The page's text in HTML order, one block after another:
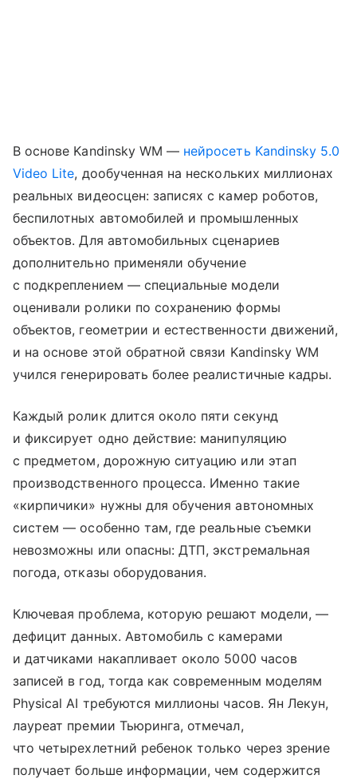
В основе Kandinsky WM — нейросеть Kandinsky 5.0
Video Lite, дообученная на нескольких миллионах
реальных видеосцен: записях с камер роботов,
беспилотных автомобилей и промышленных
объектов. Для автомобильных сценариев
дополнительно применяли обучение
с подкреплением — специальные модели
оценивали ролики по сохранению формы
объектов, геометрии и естественности движений,
и на основе этой обратной связи Kandinsky WM
учился генерировать более реалистичные кадры.
Каждый ролик длится около пяти секунд
и фиксирует одно действие: манипуляцию
с предметом, дорожную ситуацию или этап
производственного процесса. Именно такие
«кирпичики» нужны для обучения автономных
систем — особенно там, где реальные съемки
невозможны или опасны: ДТП, экстремальная
погода, отказы оборудования.
Ключевая проблема, которую решают модели, —
дефицит данных. Автомобиль с камерами
и датчиками накапливает около 5000 часов
записей в год, тогда как современным моделям
Physical AI требуются миллионы часов. Ян Лекун,
лауреат премии Тьюринга, отмечал,
что четырехлетний ребенок только через зрение
получает больше информации, чем содержится